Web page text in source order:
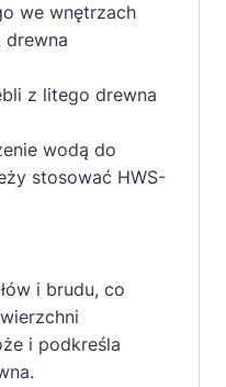
we wnętrzach
drewna
z litego drewna
wodą do
stosować HWS-
i brudu, co
i podkreśla